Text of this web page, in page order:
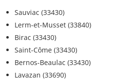
Sauviac (33430)
Lerm-et-Musset (33840)
Birac (33430)
Saint-Côme (33430)
Bernos-Beaulac (33430)
Lavazan (33690)